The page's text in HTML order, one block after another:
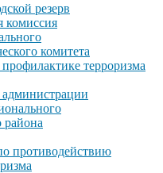
резерв
комиссия
комитета
терроризма
района
противодействию